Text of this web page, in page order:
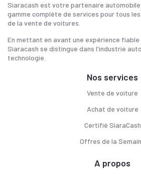
Siaracash est votre partenaire
gamme complète de services pour tous
de la vente de voitures.
En mettant en avant une expérience
Siaracash se distingue dans l'industrie
technologie.
Nos services
Vente de voiture
Achat de voiture
Certifié SiaraCash
Offres de la
A propos